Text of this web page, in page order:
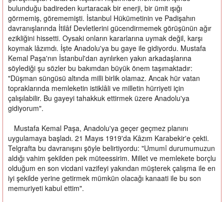
bulunduğu badireden kurtaracak bir enerji, bir ümit ışığı
görmemiş, görememişti. İstanbul Hükümetinin ve Padişahın
davranışlarında İtilâf Devletlerini gücendirmemek görüşünün ağır
ezikliğini hissetti. Oysaki onların kararlarına uymak değil, karşı
koymak lâzımdı. İşte Anadolu'ya bu gaye ile gidiyordu. Mustafa
Kemal Paşa'nın İstanbul'dan ayrılırken yakın arkadaşlarına
söylediği şu sözler bu bakımdan büyük önem taşımaktadır:
"Düşman süngüsü altında milli birlik olamaz. Ancak hür vatan
topraklarında memleketin istiklâli ve milletin hürriyeti için
çalışılabilir. Bu gayeyi tahakkuk ettirmek üzere Anadolu'ya
gidiyorum".
Mustafa Kemal Paşa, Anadolu'ya geçer geçmez planını
uygulamaya başladı. 21 Mayıs 1919'da Kâzım Karabekir'e çekti.
Telgrafta bu davranışını şöyle belirtiyordu: "Umumî durumumuzun
aldığı vahim şekilden pek müteessirim. Millet ve memlekete borçlu
olduğum en son vicdani vazifeyi yakından müşterek çalışma ile en
iyi şekilde yerine getirmek mümkün olacağı kanaati ile bu son
memuriyeti kabul ettim".